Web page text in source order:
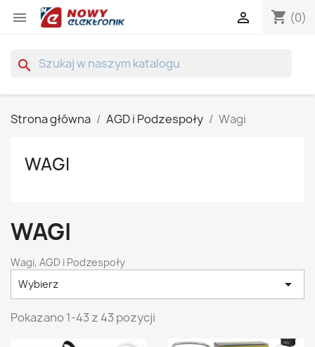
 shopping_cart (0)

search
Strona główna AGD i Podzespoły Wagi
WAGI
WAGI
Wagi, AGD i Podzespoły
Wybierz

Pokazano 1-43 z 43 pozycji